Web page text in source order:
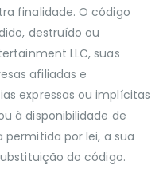
finalidade. O código
destruído ou
LLC, suas
afiliadas e
expressas ou implícitas
à disponibilidade de
permitida por lei, a sua
do código.